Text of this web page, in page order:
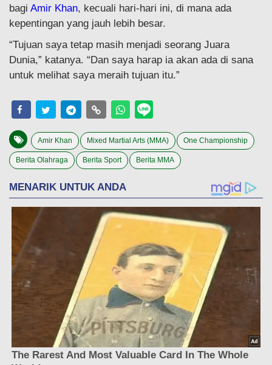
bagi Amir Khan, kecuali hari-hari ini, di mana ada
kepentingan yang jauh lebih besar.
“Tujuan saya tetap masih menjadi seorang Juara
Dunia,” katanya. “Dan saya harap ia akan ada di sana
untuk melihat saya meraih tujuan itu.”
Amir Khan Mixed Martial Arts (MMA) One Championship
Berita Olahraga Berita Sport Berita MMA